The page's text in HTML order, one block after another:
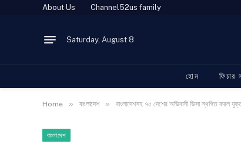
About Us Channel52us family
Saturday, August 8
হোম ফিচার
Home » বাংলাদেশ » বাংলাদেশসহ ৭৫ দেশের অভিবাসী ভিসা স্থগিত করল
বাংলাদেশ